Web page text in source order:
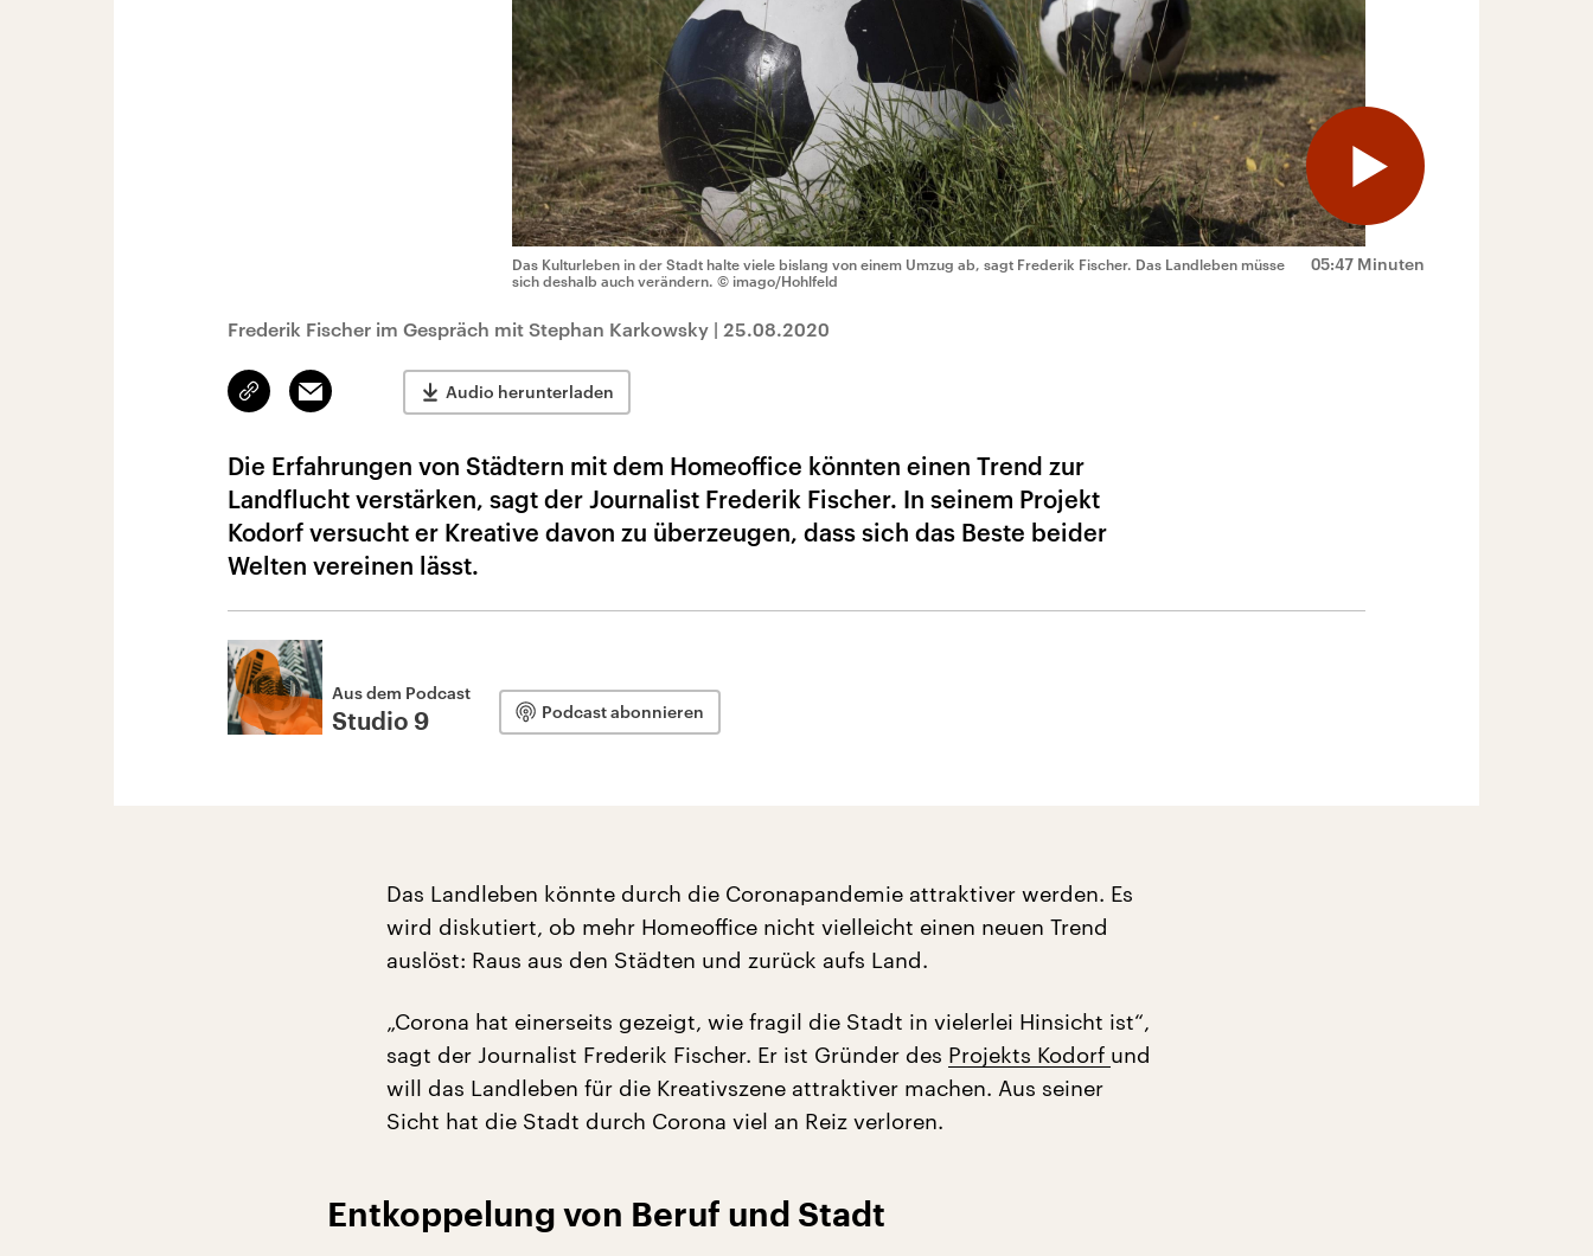
05:47 Minuten
Das Kulturleben in der Stadt halte viele bislang von einem Umzug ab, sagt Frederik Fischer. Das Landleben müsse
sich deshalb auch verändern. © imago/Hohlfeld
Frederik Fischer im Gespräch mit Stephan Karkowsky | 25.08.2020
Link
kopieren/teilen
Email Audio herunterladen
Die Erfahrungen von Städtern mit dem Homeoffice könnten einen Trend zur
Landflucht verstärken, sagt der Journalist Frederik Fischer. In seinem Projekt
Kodorf versucht er Kreative davon zu überzeugen, dass sich das Beste beider
Welten vereinen lässt.
Aus dem Podcast
Studio 9 Podcast abonnieren
Das Landleben könnte durch die Coronapandemie attraktiver werden. Es
wird diskutiert, ob mehr Homeoffice nicht vielleicht einen neuen Trend
auslöst: Raus aus den Städten und zurück aufs Land.
„Corona hat einerseits gezeigt, wie fragil die Stadt in vielerlei Hinsicht ist“,
sagt der Journalist Frederik Fischer. Er ist Gründer des Projekts Kodorf und
will das Landleben für die Kreativszene attraktiver machen. Aus seiner
Sicht hat die Stadt durch Corona viel an Reiz verloren.
Entkoppelung von Beruf und Stadt